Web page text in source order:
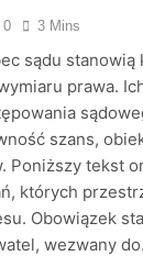
0 3 Mins
sądu
prawa.
szans,
Poniższy tekst
których
Obowiązek
wezwany